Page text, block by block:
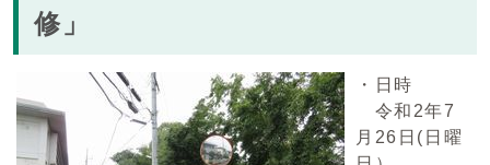
修」
・日時
令和2年7
月26日(日曜